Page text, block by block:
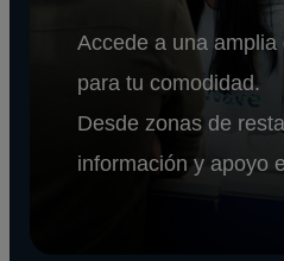
Accede a una
para tu comodidad.
Desde zonas de
información y apoyo